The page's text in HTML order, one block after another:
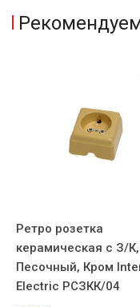
Ретро розетка
керамическая с З/К,
Песочный, Кром
Electric РСЗКК/04